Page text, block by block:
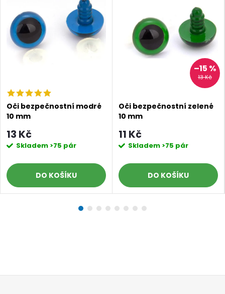
Oči bezpečnostní modré
10 mm
13 Kč
Skladem >75 pár
DO KOŠÍKU
13 Kč
–15 %
Oči bezpečnostní zelené
10 mm
11 Kč
Skladem >75 pár
DO KOŠÍKU